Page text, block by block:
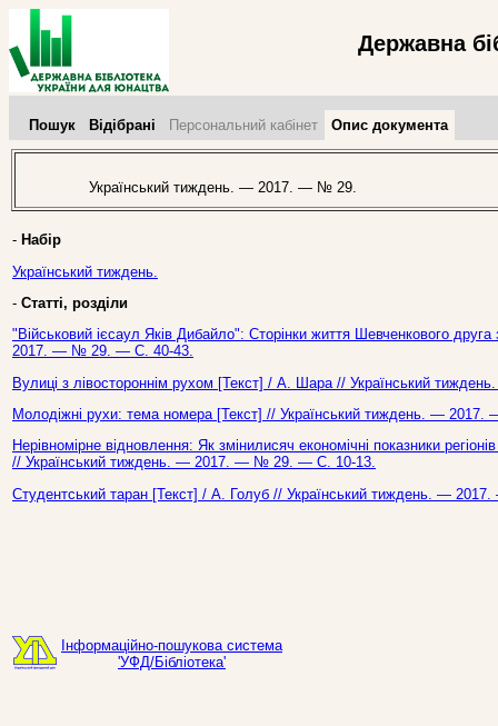
Державна
Пошук Відібрані Персональний кабінет Опис документа
Український тиждень. — 2017. — № 29.
- Набір
Український тиждень.
- Статті, розділи
"Військовий ієсаул Яків Дибайло": Сторінки життя Шевченкового
2017. — № 29. — С. 40-43.
Вулиці з лівостороннім рухом [Текст] / А. Шара // Український
Молодіжні рухи: тема номера [Текст] // Український тиждень. —
Нерівномірне відновлення: Як змінилисяч економічні показники
// Український тиждень. — 2017. — № 29. — С. 10-13.
Студентський таран [Текст] / А. Голуб // Український тиждень. —
Інформаційно-пошукова система
'УФД/Бібліотека'